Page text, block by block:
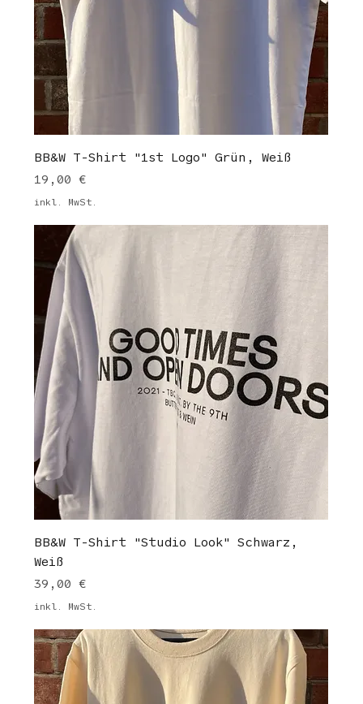
BB&W T-Shirt "1st Logo" Grün, Weiß
Preis
19,00 €
inkl. MwSt.
BB&W T-Shirt "Studio Look" Schwarz,
Weiß
Preis
39,00 €
inkl. MwSt.